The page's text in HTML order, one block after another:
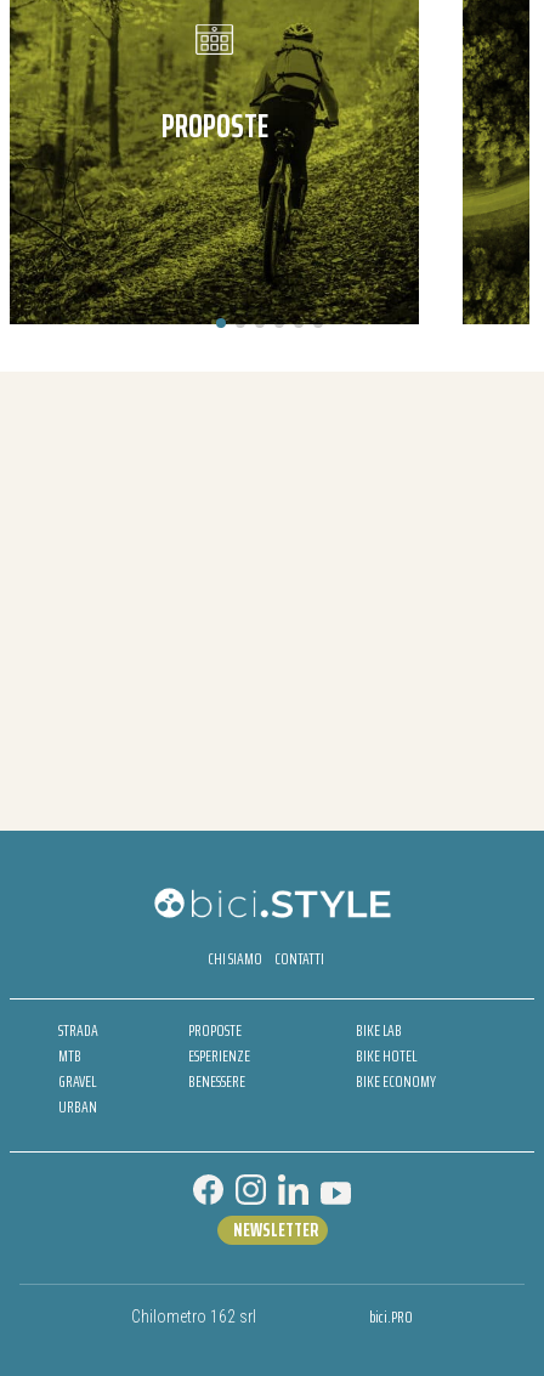
PROPOSTE
CHI SIAMO CONTATTI
STRADA
MTB
GRAVEL
URBAN
PROPOSTE
ESPERIENZE
BENESSERE
BIKE LAB
BIKE HOTEL
BIKE ECONOMY
Chilometro 162 srl bici.PRO
NEWSLETTER